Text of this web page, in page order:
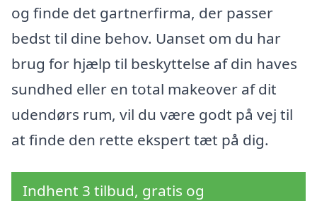
og finde det gartnerfirma, der passer
bedst til dine behov. Uanset om du har
brug for hjælp til beskyttelse af din haves
sundhed eller en total makeover af dit
udendørs rum, vil du være godt på vej til
at finde den rette ekspert tæt på dig.
Indhent 3 tilbud, gratis og